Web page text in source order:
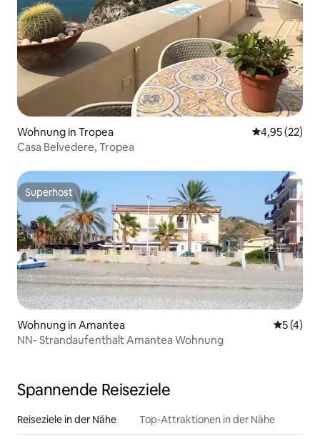
Wohnung in Tropea
4,95 (22)
Casa Belvedere, Tropea
Superhost
Superhost
Wohnung in Amantea
5 (4)
NN- Strandaufenthalt Amantea Wohnung
Spannende Reiseziele
Reiseziele in der Nähe Top-Attraktionen in der Nähe